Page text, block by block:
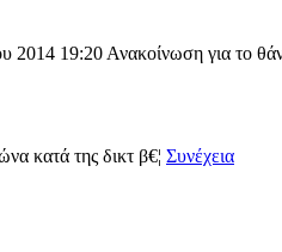
19:20 Ανακοίνωση για το
κατά της δικτ β€¦ Συνέχεια